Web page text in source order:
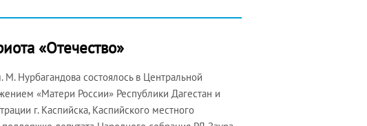
«Отечество»
Нурбагандова состоялось в Центральной
«Матери России» Республики Дагестан и
г. Каспийска, Каспийского местного